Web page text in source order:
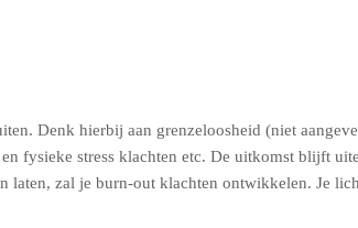
Denk hierbij aan grenzeloosheid (niet
fysieke stress klachten etc. De uitkomst blijft
laten, zal je burn-out klachten ontwikkelen. Je